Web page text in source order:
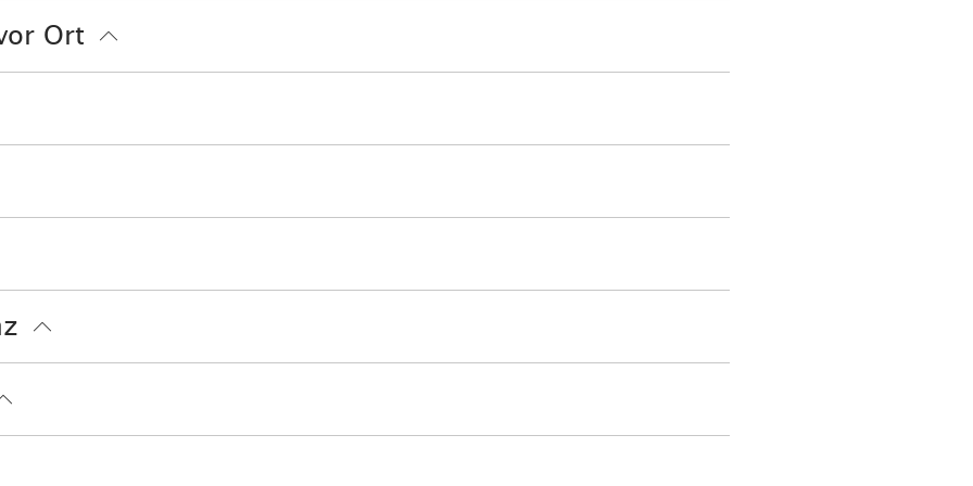
am Haus
Ort
öffentlichen und privaten Bereiche sind Nichtraucherzonen)